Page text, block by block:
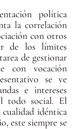
política
la correlación
con otros
de los límites
de gestionar
con vocación
se ve
e intereses
todo social. El
idéntica
este siempre se